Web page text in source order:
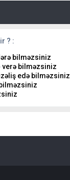
? :
bilməzsiniz
verə bilməzsiniz
edə bilməzsiniz